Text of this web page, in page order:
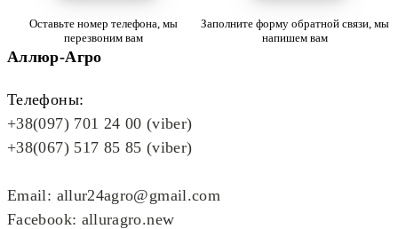
Оставьте номер телефона, мы
перезвоним вам
Заполните форму обратной связи, мы
напишем вам
Аллюр-Агро
Телефоны:
+38(097) 701 24 00 (viber)
+38(067) 517 85 85 (viber)
Email: allur24agro@gmail.com
Facebook: alluragro.new